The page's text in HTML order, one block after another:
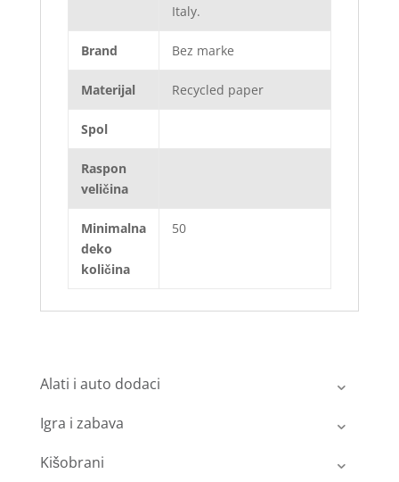
Italy.
Brand Bez marke
Materijal Recycled paper
Spol
Raspon
veličina
Minimalna
deko
količina
50
Alati i auto dodaci
Igra i zabava
Kišobrani